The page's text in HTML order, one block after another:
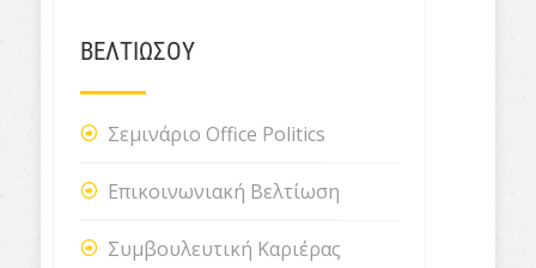
ΒΕΛΤΙΩΣΟΥ
Σεμινάριο Office Politics
Επικοινωνιακή Βελτίωση
Συμβουλευτική Καριέρας